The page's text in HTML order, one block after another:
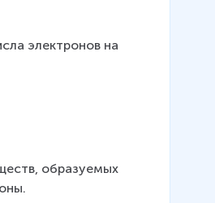
электронов на
образуемых